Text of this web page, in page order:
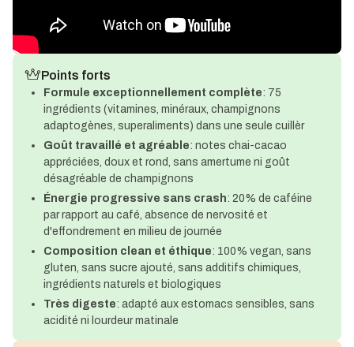
Points forts
Formule exceptionnellement complète: 75
ingrédients (vitamines, minéraux, champignons
adaptogènes, superaliments) dans une seule cuillèr
Goût travaillé et agréable: notes chai-cacao
appréciées, doux et rond, sans amertume ni goût
désagréable de champignons
Énergie progressive sans crash: 20% de caféine
par rapport au café, absence de nervosité et
d'effondrement en milieu de journée
Composition clean et éthique: 100% vegan, sans
gluten, sans sucre ajouté, sans additifs chimiques,
ingrédients naturels et biologiques
Très digeste: adapté aux estomacs sensibles, sans
acidité ni lourdeur matinale